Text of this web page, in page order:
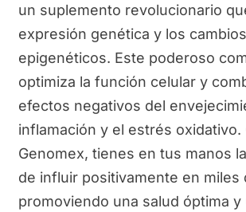
un suplemento revolucionario
expresión genética y los cambios
epigenéticos. Este poderoso
optimiza la función celular y
efectos negativos del
inflamación y el estrés oxidativo.
Genomex, tienes en tus manos
de influir positivamente en miles
promoviendo una salud óptima